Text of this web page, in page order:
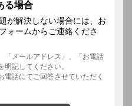
る場合
が解決しない場合には、お
ォームからご連絡くださ
「メールアドレス」、「お電話
記してください。
話にてご回答させていただく